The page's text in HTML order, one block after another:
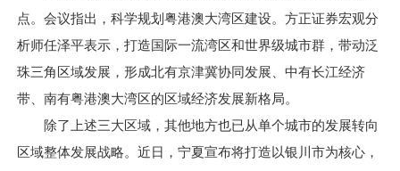
点。会议指出，科学规划粤港澳大湾区建设。方正证券宏观分
析师任泽平表示，打造国际一流湾区和世界级城市群，带动泛
珠三角区域发展，形成北有京津冀协同发展、中有长江经济
带、南有粤港澳大湾区的区域经济发展新格局。
除了上述三大区域，其他地方也已从单个城市的发展转向
区域整体发展战略。近日，宁夏宣布将打造以银川市为核心，